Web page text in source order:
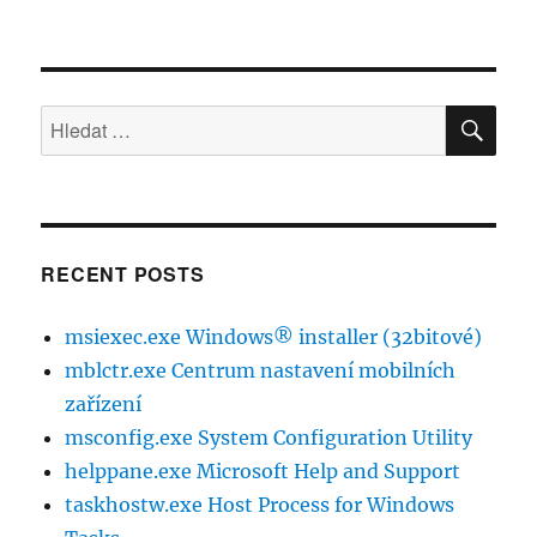
Hledat:
RECENT POSTS
msiexec.exe Windows® installer (32bitové)
mblctr.exe Centrum nastavení mobilních
zařízení
msconfig.exe System Configuration Utility
helppane.exe Microsoft Help and Support
taskhostw.exe Host Process for Windows